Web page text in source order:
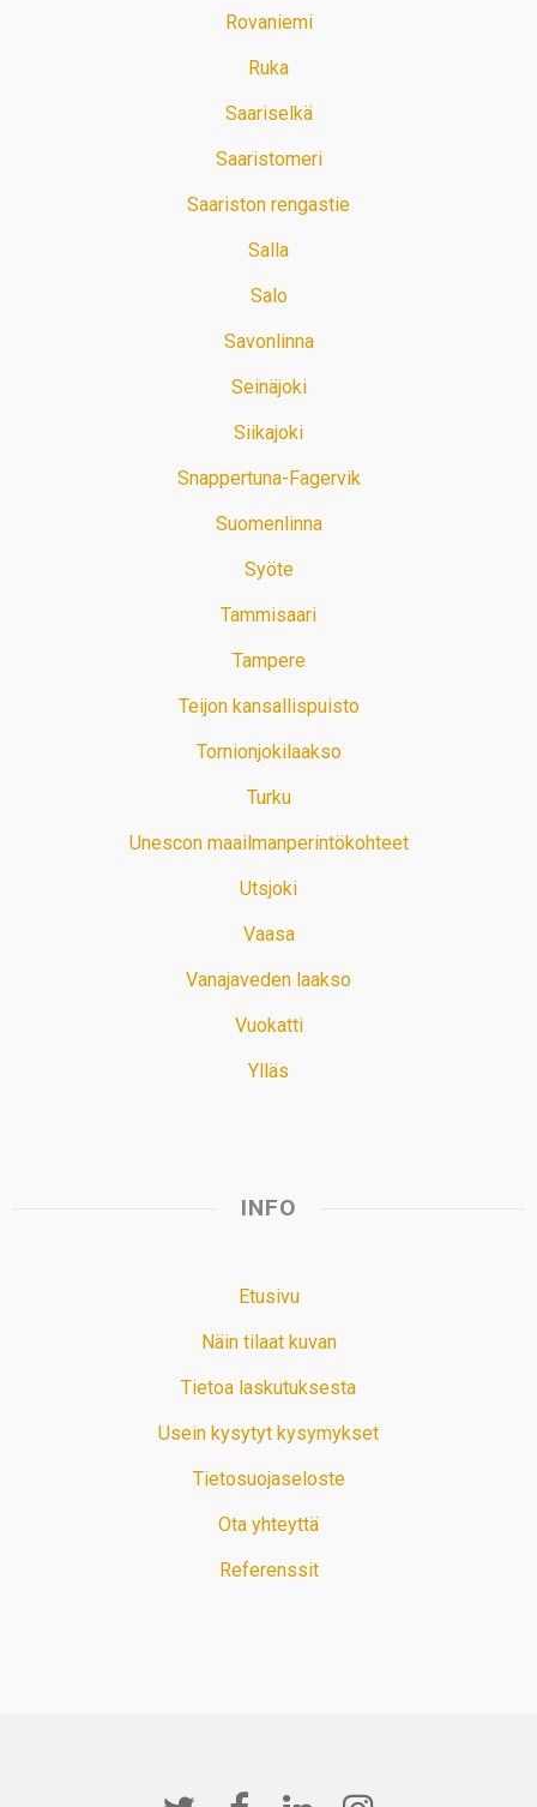
Rovaniemi
Ruka
Saariselkä
Saaristomeri
Saariston rengastie
Salla
Salo
Savonlinna
Seinäjoki
Siikajoki
Snappertuna-Fagervik
Suomenlinna
Syöte
Tammisaari
Tampere
Teijon kansallispuisto
Tornionjokilaakso
Turku
Unescon maailmanperintökohteet
Utsjoki
Vaasa
Vanajaveden laakso
Vuokatti
Ylläs
INFO
Etusivu
Näin tilaat kuvan
Tietoa laskutuksesta
Usein kysytyt kysymykset
Tietosuojaseloste
Ota yhteyttä
Referenssit